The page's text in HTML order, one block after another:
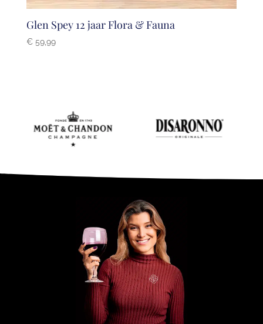
Glen Spey 12 jaar Flora & Fauna
€59,99